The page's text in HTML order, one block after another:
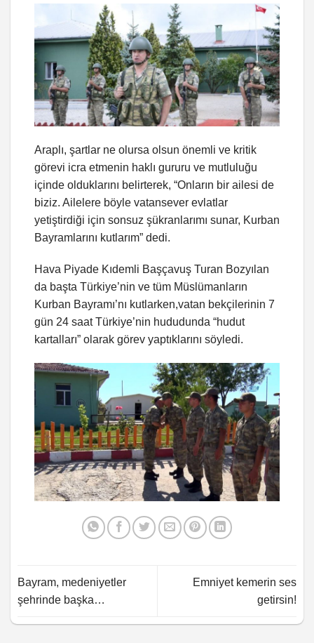
Araplı, şartlar ne olursa olsun önemli ve kritik
görevi icra etmenin haklı gururu ve mutluluğu
içinde olduklarını belirterek, “Onların bir ailesi de
biziz. Ailelere böyle vatansever evlatlar
yetiştirdiği için sonsuz şükranlarımı sunar, Kurban
Bayramlarını kutlarım” dedi.
Hava Piyade Kıdemli Başçavuş Turan Bozyılan
da başta Türkiye’nin ve tüm Müslümanların
Kurban Bayramı’nı kutlarken,vatan bekçilerinin 7
gün 24 saat Türkiye’nin hududunda “hudut
kartalları” olarak görev yaptıklarını söyledi.
Bayram, medeniyetler
şehrinde başka…
Emniyet kemerin ses
getirsin!